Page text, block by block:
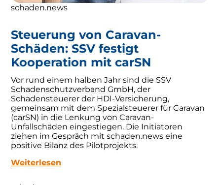
schaden.news
Steuerung von Caravan-
Schäden: SSV festigt
Kooperation mit carSN
Vor rund einem halben Jahr sind die SSV
Schadenschutzverband GmbH, der
Schadensteuerer der HDI-Versicherung,
gemeinsam mit dem Spezialsteuerer für Caravan
(carSN) in die Lenkung von Caravan-
Unfallschäden eingestiegen. Die Initiatoren
ziehen im Gespräch mit schaden.news eine
positive Bilanz des Pilotprojekts.
Weiterlesen